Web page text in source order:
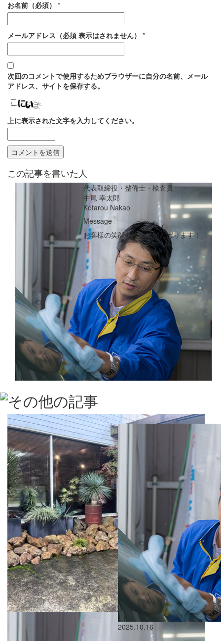
お名前（必須） *
メールアドレス（必須 表示はされません） *
次回のコメントで使用するためブラウザーに自分の名前、メール
アドレス、サイトを保存する。
上に表示された文字を入力してください。
この記事を書いた人
代表取締役・整備士・検査員
中尾 幸太郎
Kotarou Nakao
Message
お客様の笑顔のためにがんばります！
2025.10.16